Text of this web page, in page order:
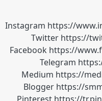
Instagram https://
Twitter https://
Facebook https://
Telegram
Medium https://
Blogger https://